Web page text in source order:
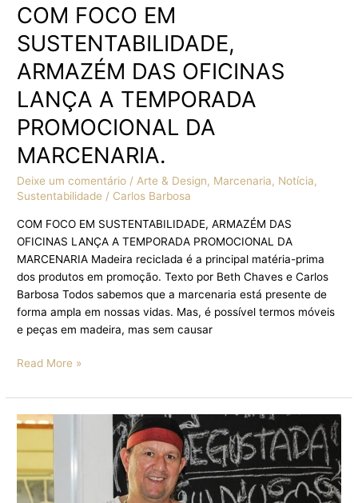
COM FOCO EM
SUSTENTABILIDADE,
ARMAZÉM DAS OFICINAS
LANÇA A TEMPORADA
PROMOCIONAL DA
MARCENARIA.
Deixe um comentário /Arte & Design, Marcenaria, Notícia,
Sustentabilidade / Carlos Barbosa
COM FOCO EM SUSTENTABILIDADE, ARMAZÉM DAS
OFICINAS LANÇA A TEMPORADA PROMOCIONAL DA
MARCENARIA Madeira reciclada é a principal matéria-prima
dos produtos em promoção. Texto por Beth Chaves e Carlos
Barbosa Todos sabemos que a marcenaria está presente de
forma ampla em nossas vidas. Mas, é possível termos móveis
e peças em madeira, mas sem causar
Read More »
RESTAURANTE
OFICINAS
INCREMENTA